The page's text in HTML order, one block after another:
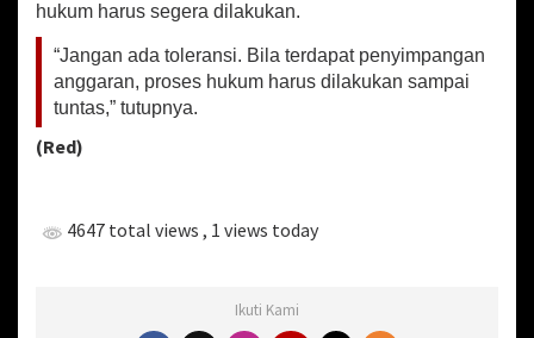
e
p
a
n
P
k
hukum harus segera dilakukan.
“Jangan ada toleransi. Bila terdapat penyimpangan
anggaran, proses hukum harus dilakukan sampai
tuntas,” tutupnya.
(Red)
4647 total views , 1 views today
Ikuti Kami